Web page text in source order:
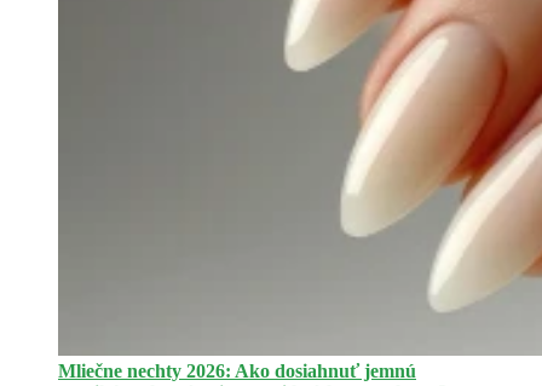
Mliečne nechty 2026: Ako dosiahnuť jemnú